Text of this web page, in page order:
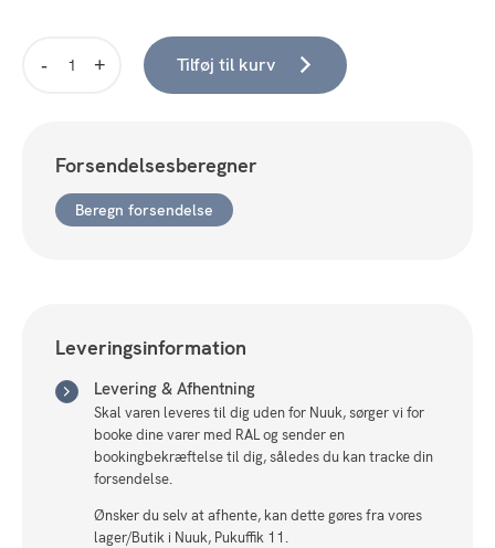
Tilføj til kurv
Forsendelsesberegner
Beregn forsendelse
Leveringsinformation
Levering & Afhentning
Skal varen leveres til dig uden for Nuuk, sørger vi for
booke dine varer med RAL og sender en
bookingbekræftelse til dig, således du kan tracke din
forsendelse.
Ønsker du selv at afhente, kan dette gøres fra vores
lager/Butik i Nuuk, Pukuffik 11.